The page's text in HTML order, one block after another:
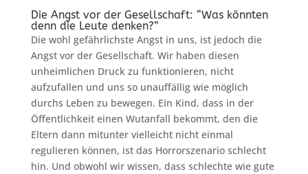
Die Angst vor der Gesellschaft: “Was könnten
denn die Leute denken?”
Die wohl gefährlichste Angst in uns, ist jedoch die
Angst vor der Gesellschaft. Wir haben diesen
unheimlichen Druck zu funktionieren, nicht
aufzufallen und uns so unauffällig wie möglich
durchs Leben zu bewegen. Ein Kind, dass in der
Öffentlichkeit einen Wutanfall bekommt, den die
Eltern dann mitunter vielleicht nicht einmal
regulieren können, ist das Horrorszenario schlecht
hin. Und obwohl wir wissen, dass schlechte wie gute